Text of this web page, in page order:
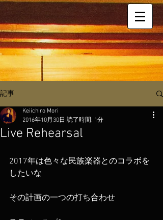
記事
Live Rehearsal
Keiichiro Mori
2016年10月30日 読了時間: 1分
2017年は色々な民族楽器とのコラボを
したいな
その計画の一つの打ち合わせ